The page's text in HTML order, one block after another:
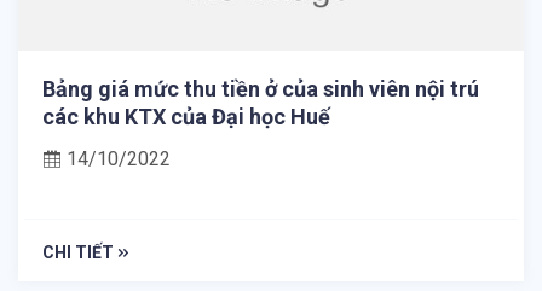
Bảng giá mức thu tiền ở của sinh viên nội trú
các khu KTX của Đại học Huế
14/10/2022
CHI TIẾT